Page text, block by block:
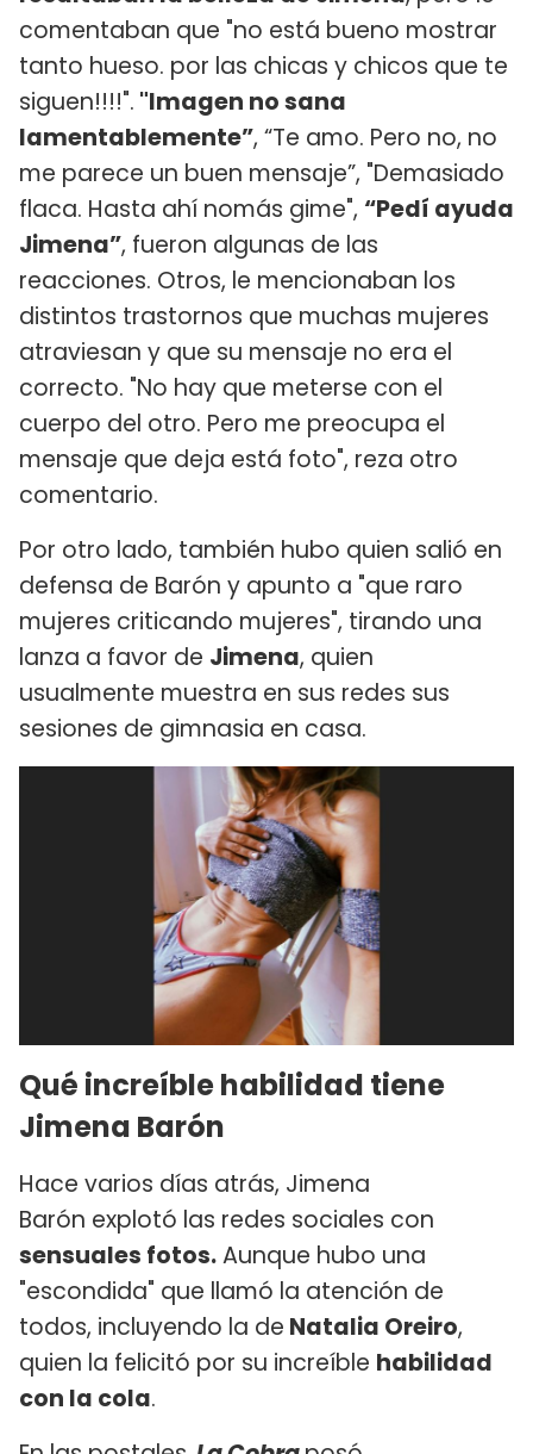
comentaban que "no está bueno mostrar
tanto hueso. por las chicas y chicos que te
siguen!!!!". "Imagen no sana
lamentablemente”, “Te amo. Pero no, no
me parece un buen mensaje”, "Demasiado
flaca. Hasta ahí nomás gime", “Pedí ayuda
Jimena”, fueron algunas de las
reacciones. Otros, le mencionaban los
distintos trastornos que muchas mujeres
atraviesan y que su mensaje no era el
correcto. "No hay que meterse con el
cuerpo del otro. Pero me preocupa el
mensaje que deja está foto", reza otro
comentario.
Por otro lado, también hubo quien salió en
defensa de Barón y apunto a "que raro
mujeres criticando mujeres", tirando una
lanza a favor de Jimena, quien
usualmente muestra en sus redes sus
sesiones de gimnasia en casa.
Qué increíble habilidad tiene
Jimena Barón
Hace varios días atrás, Jimena
Barón explotó las redes sociales con
sensuales fotos.Aunque hubo una
"escondida" que llamó la atención de
todos, incluyendo la de Natalia Oreiro,
quien la felicitó por su increíble habilidad
con la cola.